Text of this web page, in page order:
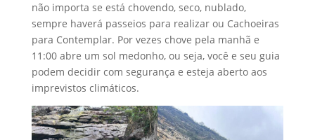
não importa se está chovendo, seco, nublado,
sempre haverá passeios para realizar ou Cachoeiras
para Contemplar. Por vezes chove pela manhã e
11:00 abre um sol medonho, ou seja, você e seu guia
podem decidir com segurança e esteja aberto aos
imprevistos climáticos.